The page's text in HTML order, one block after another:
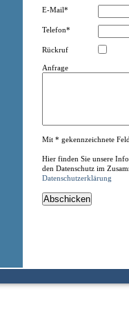
E-Mail*
Telefon*
Rückruf
Anfrage
Mit * gekennzeichnete
Hier finden Sie unsere
den Datenschutz im
Datenschutzerklärung